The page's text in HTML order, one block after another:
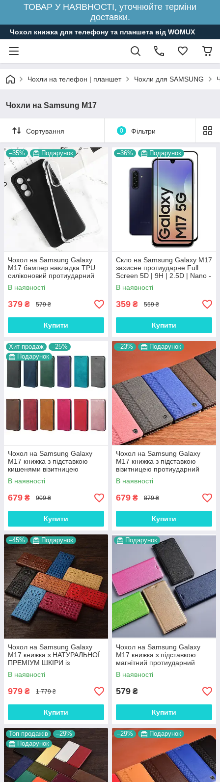
ТОВАР У НАЯВНОСТІ, уточнюйте терміни
доставки.
Чохол книжка для телефону та планшета від WOMUX
Чохли на телефон | планшет Чохли для SAMSUNG
Чохли на Samsung M17
Сортування 0 Фільтри
–35% Подарунок
Чохол на Samsung Galaxy
M17 бампер накладка TPU
силіконовий протиударний
оригінальний "W-SHEILD"
В наявності
379 ₴ 579 ₴
Купити
–36% Подарунок
Скло на Samsung Galaxy M17
захисне протиударне Full
Screen 5D | 9H | 2.5D | Nano -
покриття "HYPER"
В наявності
359 ₴ 559 ₴
Купити
Хит продаж
–25%
Подарунок
Чохол на Samsung Galaxy
M17 книжка з підставкою
кишенями візитницею
магнітний протиударний
шкіряний "VELMAR"
В наявності
679 ₴ 909 ₴
Купити
–23% Подарунок
Чохол на Samsung Galaxy
M17 книжка з підставкою
візитницею протиударний
магнітний вологостійкий
"PRIVILEGE"
В наявності
679 ₴ 879 ₴
Купити
–45% Подарунок
Чохол на Samsung Galaxy
M17 книжка з НАТУРАЛЬНОЇ
ПРЕМІУМ ШКІРИ із
підставкою протиударний
магнітний 3D "CROCOHEAD"
В наявності
979 ₴ 1 779 ₴
Купити
Подарунок
Чохол на Samsung Galaxy
M17 книжка з підставкою
магнітний протиударний
вологостійкий "HLT"
В наявності
579 ₴
Купити
Топ продажів
–29%
Подарунок
–29% Подарунок